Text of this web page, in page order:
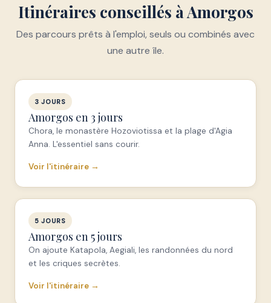
Itinéraires conseillés à Amorgos
Des parcours prêts à l'emploi, seuls ou combinés avec
une autre île.
3 JOURS
Amorgos en 3 jours
Chora, le monastère Hozoviotissa et la plage d'Agia
Anna. L'essentiel sans courir.
Voir l'itinéraire →
5 JOURS
Amorgos en 5 jours
On ajoute Katapola, Aegiali, les randonnées du nord
et les criques secrètes.
Voir l'itinéraire →